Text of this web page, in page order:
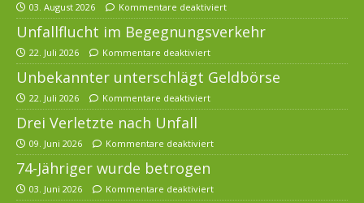
03. August 2026 Kommentare deaktiviert
Unfallflucht im Begegnungsverkehr
22. Juli 2026 Kommentare deaktiviert
Unbekannter unterschlägt Geldbörse
22. Juli 2026 Kommentare deaktiviert
Drei Verletzte nach Unfall
09. Juni 2026 Kommentare deaktiviert
74-Jähriger wurde betrogen
03. Juni 2026 Kommentare deaktiviert